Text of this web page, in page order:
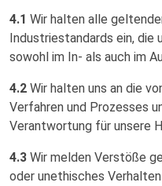
4.1 Wir halten alle
Industriestandards ein,
sowohl im In- als auch im
4.2 Wir halten uns an die
Verfahren und Prozesses
Verantwortung für unsere
4.3 Wir melden Verstöße
oder unethisches